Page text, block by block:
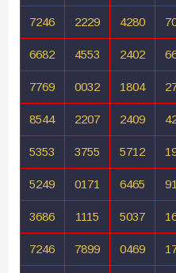
7246 2229 4280
6682 4553 2402
7769 0032 1804
8544 2207 2409
5353 3755 5712
5249 0171 6465
3686 1115 5037
7246 7899 0469